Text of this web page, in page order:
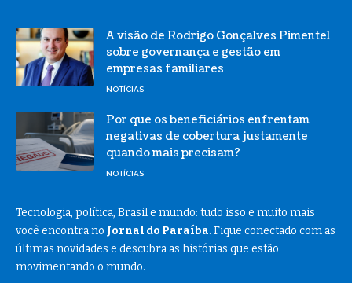
A visão de Rodrigo Gonçalves Pimentel
sobre governança e gestão em
empresas familiares
NOTÍCIAS
Por que os beneficiários enfrentam
negativas de cobertura justamente
quando mais precisam?
NOTÍCIAS
Tecnologia, política, Brasil e mundo: tudo isso e muito mais
você encontra no Jornal do Paraíba. Fique conectado com as
últimas novidades e descubra as histórias que estão
movimentando o mundo.